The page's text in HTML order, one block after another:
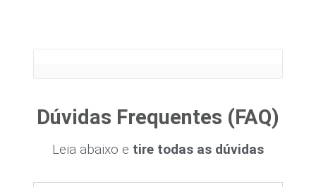
Dúvidas Frequentes (FAQ)
Leia abaixo e tire todas as dúvidas